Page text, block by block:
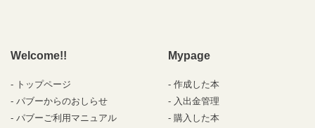
Welcome!!
トップページ
パブーからのおしらせ
パブーご利用マニュアル
Mypage
作成した本
入出金管理
購入した本